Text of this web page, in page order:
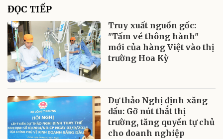
ĐỌC TIẾP
Truy xuất nguồn gốc:
"Tấm vé thông hành"
mới của hàng Việt vào thị
trường Hoa Kỳ
Dự thảo Nghị định xăng
dầu: Gỡ nút thắt thị
trường, tăng quyền tự chủ
cho doanh nghiệp